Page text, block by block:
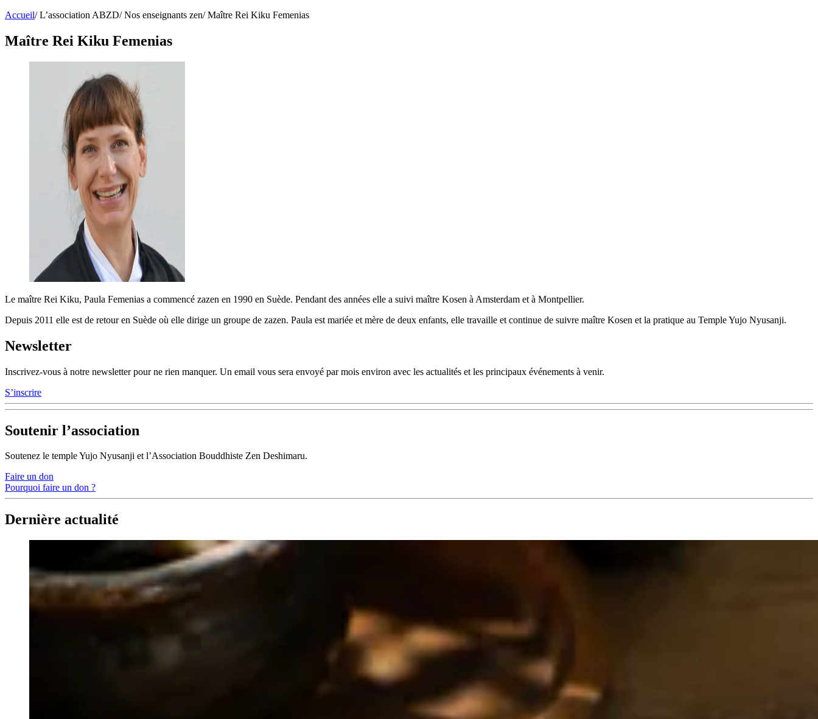
Accueil/ L’association ABZD/ Nos enseignants zen/ Maître Rei Kiku Femenias
Maître Rei Kiku Femenias
Le maître Rei Kiku, Paula Femenias a commencé zazen en 1990 en Suède. Pendant des années elle a suivi maître Kosen à Amsterdam et à Montpellier.
Depuis 2011 elle est de retour en Suède où elle dirige un groupe de zazen. Paula est mariée et mère de deux enfants, elle travaille et continue de suivre maître Kosen et la pratique au Temple Yujo Nyusanji.
Newsletter
Inscrivez-vous à notre newsletter pour ne rien manquer. Un email vous sera envoyé par mois environ avec les actualités et les principaux événements à venir.
S’inscrire
Soutenir l’association
Soutenez le temple Yujo Nyusanji et l’Association Bouddhiste Zen Deshimaru.
Faire un don
Pourquoi faire un don ?
Dernière actualité